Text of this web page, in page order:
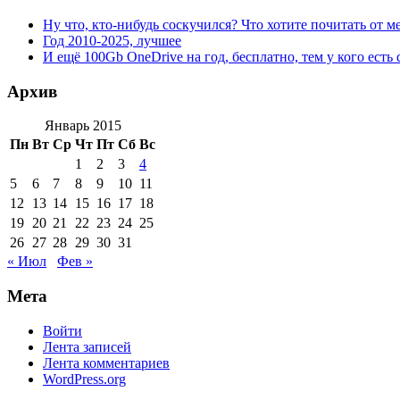
Ну что, кто-нибудь соскучился? Что хотите почитать от
Год 2010-2025, лучшее
И ещё 100Gb OneDrive на год, бесплатно, тем у кого есть
Архив
Январь 2015
Пн Вт Ср Чт Пт Сб Вс
1
2 3
4
5
6 7 8 9 10 11
12
13 14 15 16 17 18
19 20 21 22 23 24 25
26 27 28 29 30 31
« Июл
Фев »
Мета
Войти
Лента записей
Лента комментариев
WordPress.org